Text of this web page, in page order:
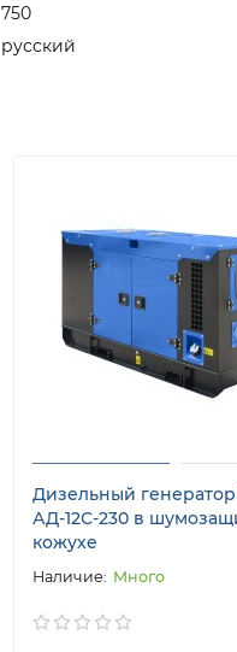
750
русский
Дизельный
АД-12С-230 в
кожухе
Много